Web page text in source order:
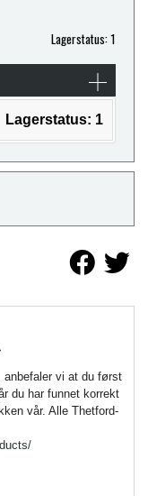
Lagerstatus: 1
Lagerstatus: 1
anbefaler vi at du først
du har funnet korrekt
vår. Alle Thetford-